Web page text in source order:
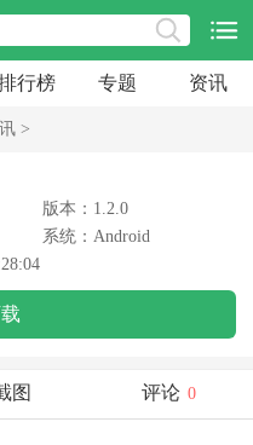
行榜 专题 资讯
>
版本：1.2.0
系统：Android
图 评论 0